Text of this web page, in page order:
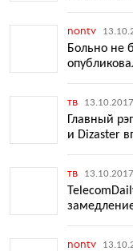
nontv
Больно не
тв 13.10.2017
Главный
и Dizaster
тв 13.10.2017
nontv